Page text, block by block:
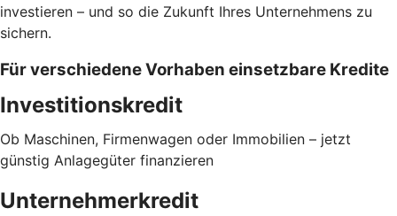
investieren – und so die Zukunft Ihres Unternehmens zu
sichern.
Für verschiedene Vorhaben einsetzbare Kredite
Investitionskredit
Ob Maschinen, Firmenwagen oder Immobilien – jetzt
günstig Anlagegüter finanzieren
Unternehmerkredit